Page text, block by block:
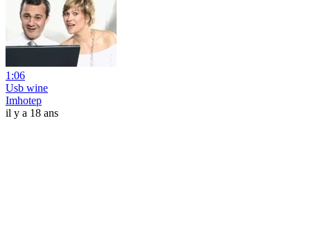
1:06
Usb wine
Imhotep
il y a 18 ans